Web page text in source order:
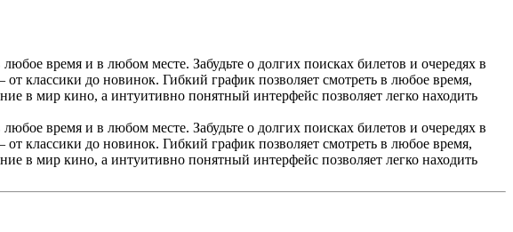
время и в любом месте. Забудьте о долгих поисках билетов и очередях в
классики до новинок. Гибкий график позволяет смотреть в любое время,
в мир кино, а интуитивно понятный интерфейс позволяет легко находить
время и в любом месте. Забудьте о долгих поисках билетов и очередях в
классики до новинок. Гибкий график позволяет смотреть в любое время,
в мир кино, а интуитивно понятный интерфейс позволяет легко находить